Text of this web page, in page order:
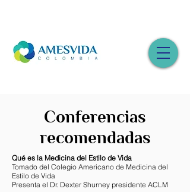
Conferencias
recomendadas
Qué es la Medicina del Estilo de Vida
Tomado del Colegio Americano de Medicina del
Estilo de Vida
Presenta el Dr. Dexter Shurney presidente ACLM